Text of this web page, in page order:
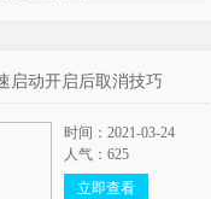
启动开启后取消技巧
时间：2021-03-24
人气：625
立即查看